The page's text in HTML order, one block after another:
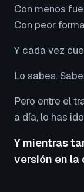
Con menos
Con peor
Y cada vez
Lo sabes.
Pero entre el
a día, lo has
Y mientras
versión en